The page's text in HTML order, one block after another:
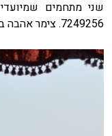
7249256. צימר אהבה במרום טל. 052-7336665